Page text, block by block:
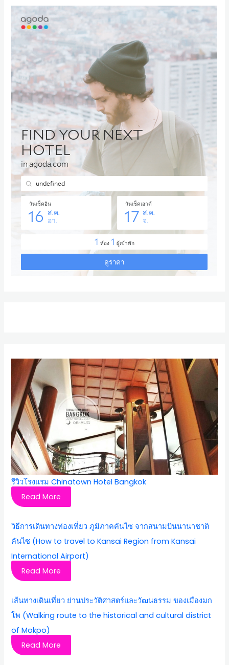
รีวิวโรงแรม Chinatown Hotel Bangkok
Read More
วิธีการเดินทางท่องเที่ยว ภูมิภาคคันไซ จากสนามบินนานาชาติ
คันไซ (How to travel to Kansai Region from Kansai
International Airport)
Read More
เส้นทางเดินเที่ยว ย่านประวัติศาสตร์และวัฒนธรรม ของเมืองมก
โพ (Walking route to the historical and cultural district
of Mokpo)
Read More